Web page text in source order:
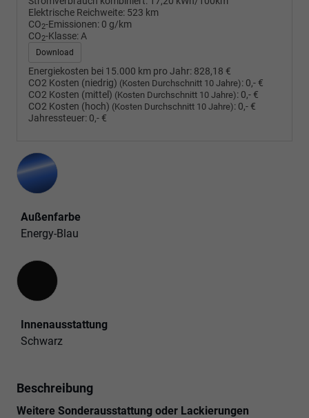
Elektrische Reichweite: 523 km
CO2-Emissionen: 0 g/km
CO2-Klasse:A
Download
Energiekosten bei 15.000 km pro Jahr: 828,18 €
CO2 Kosten (niedrig) (Kosten Durchschnitt 10 Jahre): 0,- €
CO2 Kosten (mittel) (Kosten Durchschnitt 10 Jahre): 0,- €
CO2 Kosten (hoch) (Kosten Durchschnitt 10 Jahre): 0,- €
Jahressteuer: 0,- €
Außenfarbe
Energy-Blau
Innenausstattung
Innenausstattung
Schwarz
Beschreibung
Weitere Sonderausstattung oder Lackierungen